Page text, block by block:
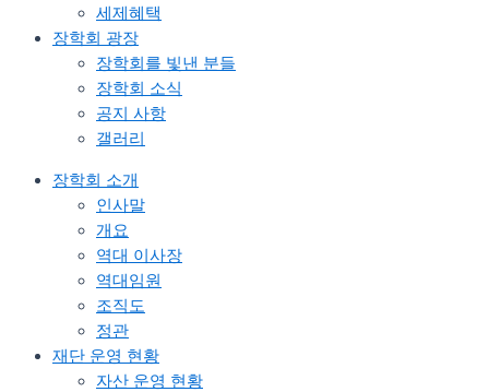
세제혜택
장학회 광장
장학회를 빛낸 분들​
장학회 소식
공지 사항
갤러리
장학회 소개
인사말
개요
역대 이사장
역대임원
조직도
정관​
재단 운영 현황
자산 운영 현황